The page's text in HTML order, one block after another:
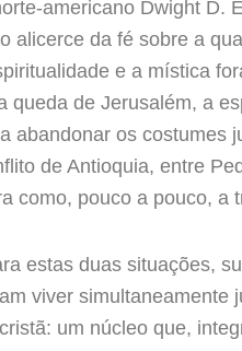
americano Dwight D.
alicerce da fé sobre a
e a mística
queda de Jerusalém, a
abandonar os
de Antioquia, entre
como, pouco a pouco,
estas duas situações,
viver
um núcleo que,